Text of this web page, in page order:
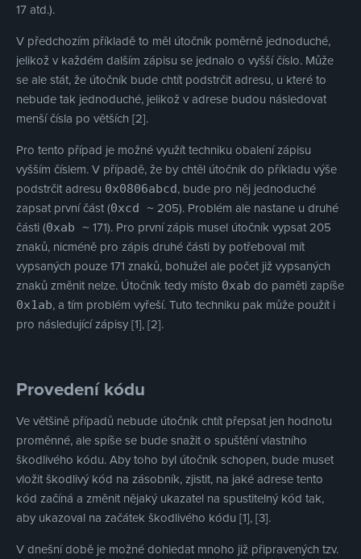
17 atd.).
V předchozím příkladě to měl útočník poměrně jednoduché,
jelikož v každém dalším zápisu se jednalo o vyšší číslo. Může
se ale stát, že útočník bude chtít podstrčit adresu, u které to
nebude tak jednoduché, jelikož v adrese budou následovat
menší čísla po větších [2].
Pro tento případ je možné využít techniku obalení zápisu
vyšším číslem. V případě, že by chtěl útočník do příkladu výše
podstrčit adresu 0x0806abcd, bude pro něj jednoduché
zapsat první část (0xcd ~ 205). Problém ale nastane u druhé
části (0xab ~ 171). Pro první zápis musel útočník vypsat 205
znaků, nicméně pro zápis druhé části by potřeboval mít
vypsaných pouze 171 znaků, bohužel ale počet již vypsaných
znaků změnit nelze. Útočník tedy místo 0xab do paměti zapíše
0x1ab, a tím problém vyřeší. Tuto techniku pak může použít i
pro následující zápisy [1], [2].
Provedení kódu
Ve většině případů nebude útočník chtít přepsat jen hodnotu
proměnné, ale spíše se bude snažit o spuštění vlastního
škodlivého kódu. Aby toho byl útočník schopen, bude muset
vložit škodlivý kód na zásobník, zjistit, na jaké adrese tento
kód začíná a změnit nějaký ukazatel na spustitelný kód tak,
aby ukazoval na začátek škodlivého kódu [1], [3].
V dnešní době je možné dohledat mnoho již připravených tzv.